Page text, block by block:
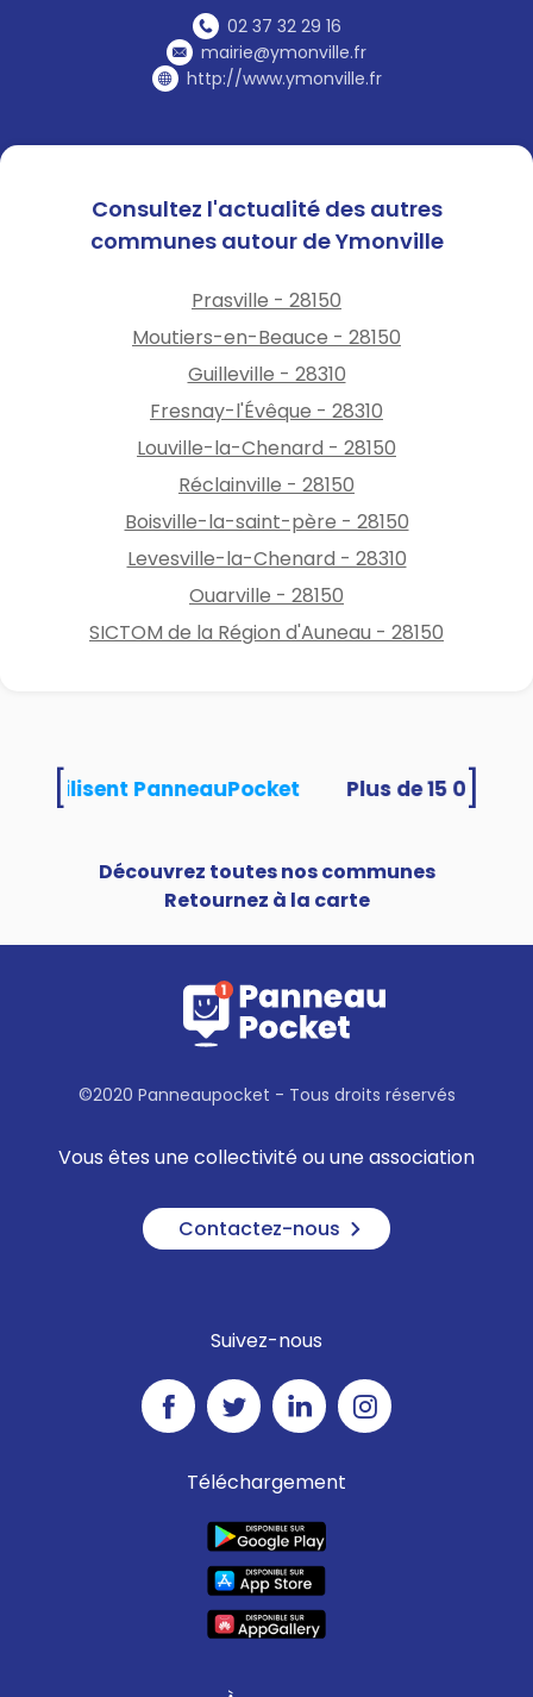
02 37 32 29 16
mairie@ymonville.fr
http://www.ymonville.fr
Consultez l'actualité des autres
communes autour de Ymonville
Prasville - 28150
Moutiers-en-Beauce - 28150
Guilleville - 28310
Fresnay-l'Évêque - 28310
Louville-la-Chenard - 28150
Réclainville - 28150
Boisville-la-saint-père - 28150
Levesville-la-Chenard - 28310
Ouarville - 28150
SICTOM de la Région d'Auneau - 28150
utilisent PanneauPocket
Découvrez toutes nos communes
Retournez à la carte
©2020 Panneaupocket - Tous droits réservés
Vous êtes une collectivité ou une association
Contactez-nous
Suivez-nous
Téléchargement